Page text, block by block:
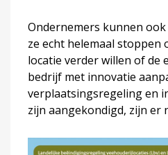
Ondernemers kunnen
ze echt helemaal stoppen
locatie verder willen of de
bedrijf met innovatie
verplaatsingsregeling en
zijn aangekondigd, zijn er